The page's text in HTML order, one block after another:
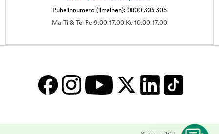
Puhelinnumero (ilmainen): 0800 305 305
Ma-Ti & To-Pe 9.00-17.00 Ke 10.00-17.00